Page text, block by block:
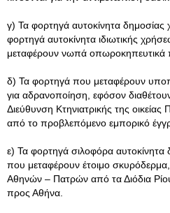
γ) Τα φορτηγά αυτοκίνητα
φορτηγά αυτοκίνητα ιδιωτικής
μεταφέρουν νωπά οπωροκηπευτικά
δ) Τα φορτηγά που μεταφέρουν
για αδρανοποίηση, εφόσον
Διεύθυνση Κτηνιατρικής της οικείας
από το προβλεπόμενο εμπορικό
ε) Τα φορτηγά σιλοφόρα
που μεταφέρουν έτοιμο
Αθηνών – Πατρών από τα Διόδια
προς Αθήνα.